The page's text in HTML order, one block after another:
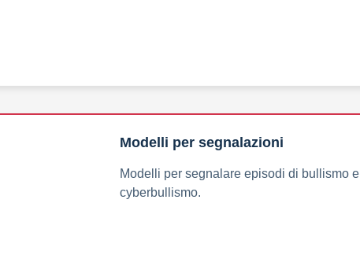
Modelli per segnalazioni
Modelli per segnalare episodi di bullismo e
cyberbullismo.